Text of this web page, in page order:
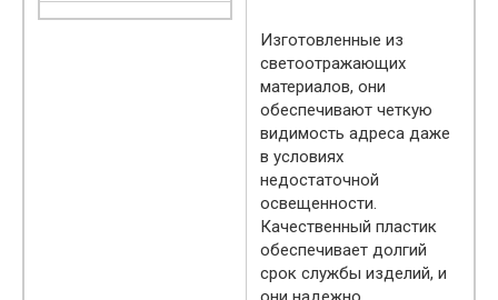
Изготовленные из
светоотражающих
материалов, они
обеспечивают четкую
видимость адреса даже
в условиях
недостаточной
освещенности.
Качественный пластик
обеспечивает долгий
срок службы изделий, и